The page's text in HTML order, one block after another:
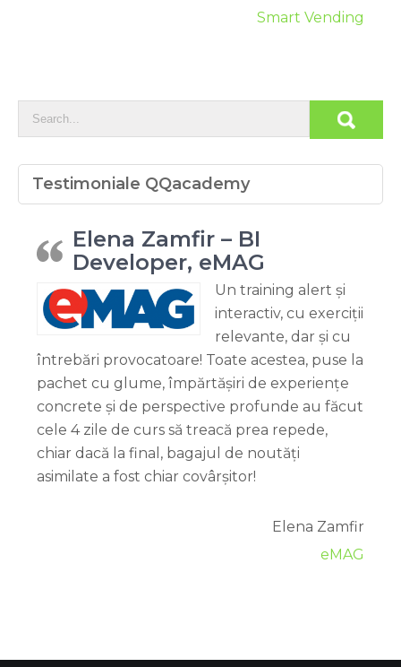
Smart Vending
Testimoniale QQacademy
Elena Zamfir – BI
Developer, eMAG
Un training alert și
interactiv, cu exerciții
relevante, dar și cu
întrebări provocatoare! Toate acestea, puse la
pachet cu glume, împărtășiri de experiențe
concrete și de perspective profunde au făcut
cele 4 zile de curs să treacă prea repede,
chiar dacă la final, bagajul de noutăți
asimilate a fost chiar covârșitor!
Elena Zamfir
eMAG